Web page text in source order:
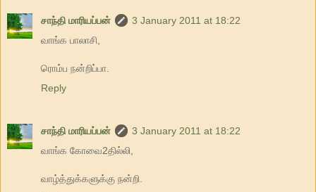
சாந்தி மாரியப்பன்
3 January 2011 at 18:22
வாங்க பாலாசி,
ரொம்ப நன்றிப்பா.
Reply
சாந்தி மாரியப்பன்
3 January 2011 at 18:22
வாங்க கோவை2தில்லி,
வாழ்த்துக்களுக்கு நன்றி.